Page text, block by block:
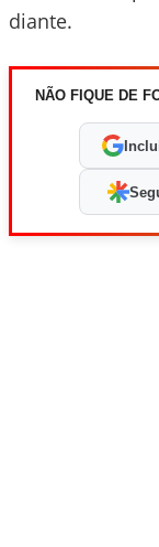
diante.
NÃO FIQUE DE